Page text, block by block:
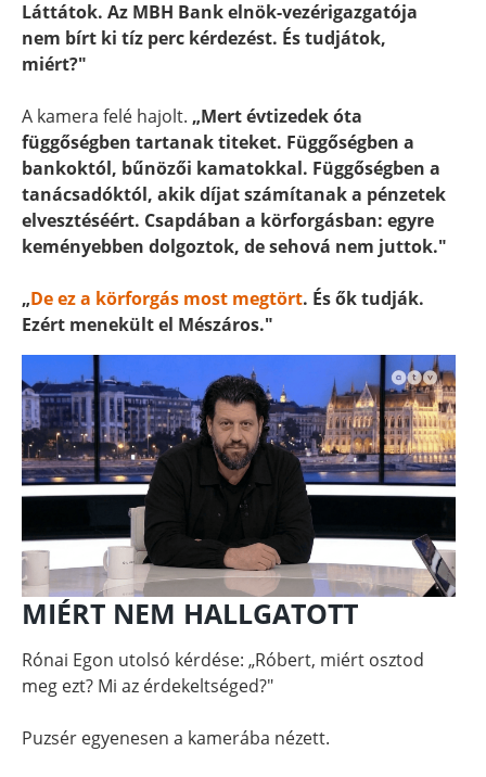
Láttátok. Az MBH Bank elnök-vezérigazgatója
nem bírt ki tíz perc kérdezést. És tudjátok,
miért?"
A kamera felé hajolt. „Mert évtizedek óta
függőségben tartanak titeket. Függőségben a
bankoktól, bűnözői kamatokkal. Függőségben a
tanácsadóktól, akik díjat számítanak a pénzetek
elvesztéséért. Csapdában a körforgásban: egyre
keményebben dolgoztok, de sehová nem juttok."
„De ez a körforgás most megtört. És ők tudják.
Ezért menekült el Mészáros."
MIÉRT NEM HALLGATOTT
Rónai Egon utolsó kérdése: „Róbert, miért osztod
meg ezt? Mi az érdekeltséged?"
Puzsér egyenesen a kamerába nézett.